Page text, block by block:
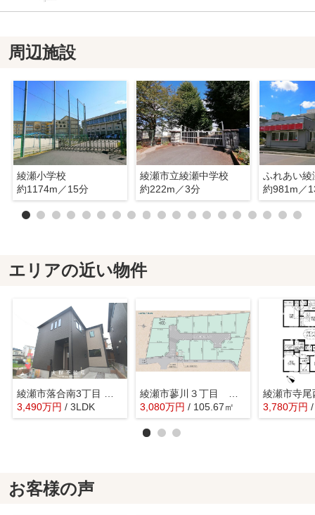
周辺施設
綾瀬小学校
約1174m／15分
綾瀬市立綾瀬中学校
約222m／3分
ふれあい綾
約981m／
エリアの近い物件
綾瀬市落合南3丁目 新築戸建て 全2棟【仲介手数料無料】
3,490万円 / 3LDK
綾瀬市蓼川３丁目 売地 全13区画【仲介手数料無料】
3,080万円 / 105.67㎡ 3,780万円
お客様の声